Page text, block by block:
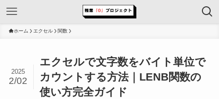
ホーム エクセル 関数
エクセルで文字数をバイト単位で
カウントする方法｜LENB関数の
使い方完全ガイド
2025
2/02